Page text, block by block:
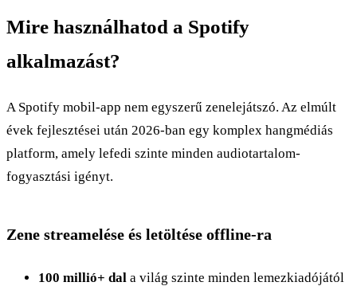
Mire használhatod a Spotify
alkalmazást?
A Spotify mobil-app nem egyszerű zenelejátszó. Az elmúlt
évek fejlesztései után 2026-ban egy komplex hangmédiás
platform, amely lefedi szinte minden audiotartalom-
fogyasztási igényt.
Zene streamelése és letöltése offline-ra
100 millió+ dal a világ szinte minden lemezkiadójától